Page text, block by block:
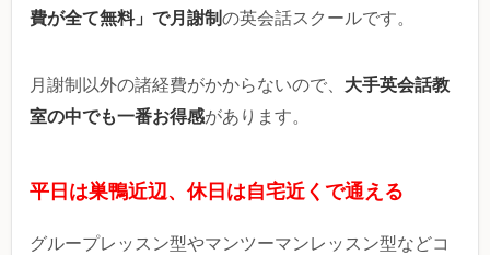
費が全て無料」で月謝制の英会話スクールです。
月謝制以外の諸経費がかからないので、 大手英会話教
室の中でも一番お得感があります。
平日は巣鴨近辺、休日は自宅近くで通える
グループレッスン型やマンツーマンレッスン型などコ